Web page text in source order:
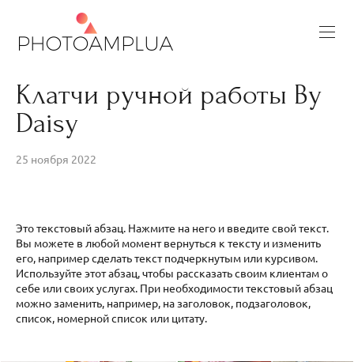
Клатчи ручной работы By
Daisy
25 ноября 2022
Это текстовый абзац. Нажмите на него и введите свой текст.
Вы можете в любой момент вернуться к тексту и изменить
его, например сделать текст подчеркнутым или курсивом.
Используйте этот абзац, чтобы рассказать своим клиентам о
себе или своих услугах. При необходимости текстовый абзац
можно заменить, например, на заголовок, подзаголовок,
список, номерной список или цитату.